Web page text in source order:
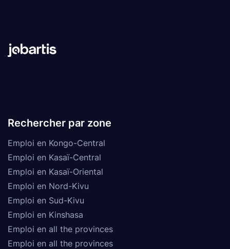
Rechercher par zone
Emploi en Kongo-Central
Emploi en Kasaï-Central
Emploi en Kasaï-Oriental
Emploi en Nord-Kivu
Emploi en Sud-Kivu
Emploi en Kinshasa
Emploi en all the provinces
Emploi en all the provinces